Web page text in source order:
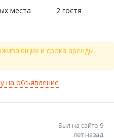
места 2 гостя
и срока аренды.
на объявление
Был на сайте 9
лет назад